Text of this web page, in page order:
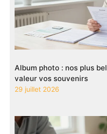
Album photo : nos plus
valeur vos souvenirs
29 juillet 2026